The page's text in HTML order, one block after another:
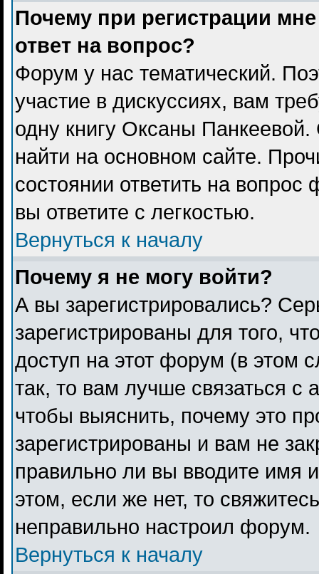
Почему при регистрации
ответ на вопрос?
Форум у нас тематический.
участие в дискуссиях, вам
одну книгу Оксаны
найти на основном сайте.
состоянии ответить на
вы ответите с легкостью.
Вернуться к началу
Почему я не могу войти?
А вы зарегистрировались?
зарегистрированы для того,
доступ на этот форум (в этом
так, то вам лучше связаться
чтобы выяснить, почему это
зарегистрированы и вам не
правильно ли вы вводите имя
этом, если же нет, то
неправильно настроил форум.
Вернуться к началу